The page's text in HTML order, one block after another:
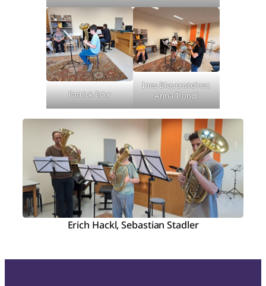
Patrick Eder
Ines Blauensteiner,
Anna Trondl
Erich Hackl, Sebastian Stadler